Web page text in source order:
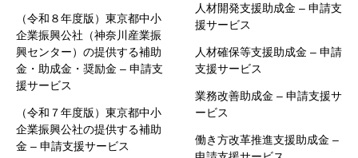
（令和８年度版）東京都中小
企業振興公社（神奈川産業振
興センター）の提供する補助
金・助成金・奨励金 – 申請支
援サービス
（令和７年度版）東京都中小
企業振興公社の提供する補助
金 – 申請支援サービス
人材開発支援助成金 – 申請支
援サービス
人材確保等支援助成金 – 申請
支援サービス
業務改善助成金 – 申請支援サ
ービス
働き方改革推進支援助成金 –